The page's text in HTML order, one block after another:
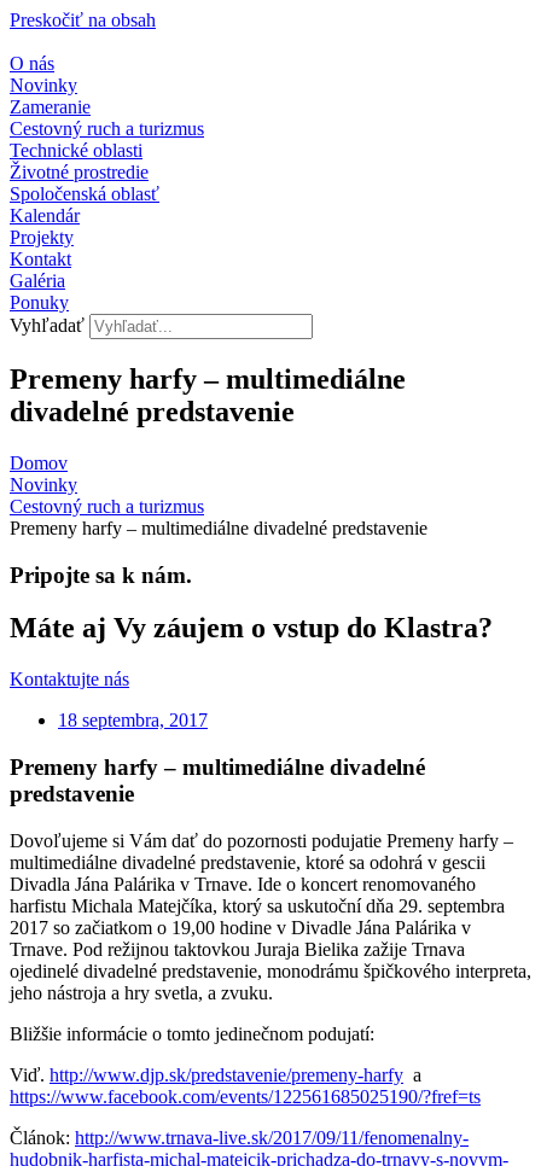
Preskočiť na obsah
O nás
Novinky
Zameranie
Cestovný ruch a turizmus
Technické oblasti
Životné prostredie
Spoločenská oblasť
Kalendár
Projekty
Kontakt
Galéria
Ponuky
Vyhľadať
Premeny harfy – multimediálne
divadelné predstavenie
Domov
Novinky
Cestovný ruch a turizmus​
Premeny harfy – multimediálne divadelné predstavenie
Pripojte sa k nám.
Máte aj Vy záujem o vstup do Klastra?
Kontaktujte nás
18 septembra, 2017
Premeny harfy – multimediálne divadelné
predstavenie
Dovoľujeme si Vám dať do pozornosti podujatie Premeny harfy –
multimediálne divadelné predstavenie, ktoré sa odohrá v gescii
Divadla Jána Palárika v Trnave. Ide o koncert renomovaného
harfistu Michala Matejčíka, ktorý sa uskutoční dňa 29. septembra
2017 so začiatkom o 19,00 hodine v Divadle Jána Palárika v
Trnave. Pod režijnou taktovkou Juraja Bielika zažije Trnava
ojedinelé divadelné predstavenie, monodrámu špičkového interpreta,
jeho nástroja a hry svetla, a zvuku.
Bližšie informácie o tomto jedinečnom podujatí:
Viď. http://www.djp.sk/predstavenie/premeny-harfy a
https://www.facebook.com/events/122561685025190/?fref=ts
Článok: http://www.trnava-live.sk/2017/09/11/fenomenalny-
hudobnik-harfista-michal-matejcik-prichadza-do-trnavy-s-novym-